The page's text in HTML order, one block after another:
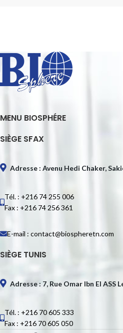
MENU BIOSPHÉRE
SIÈGE SFAX
Adresse : Avenu Hedi Chaker,
Tél. : +216 74 255 006
Fax : +216 74 256 361
E-mail : contact@biospheretn.com
SIÈGE TUNIS
Adresse : 7, Rue Omar Ibn El ASS
Tél. : +216 70 605 333
Fax : +216 70 605 050